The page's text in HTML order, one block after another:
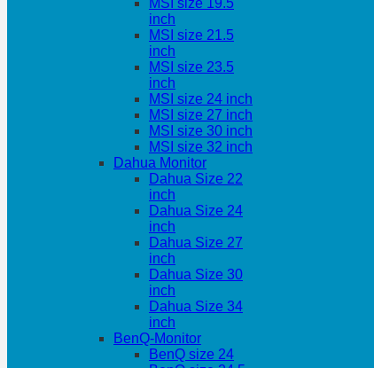
MSI size 19.5
inch
MSI size 21.5
inch
MSI size 23.5
inch
MSI size 24 inch
MSI size 27 inch
MSI size 30 inch
MSI size 32 inch
Dahua Monitor
Dahua Size 22
inch
Dahua Size 24
inch
Dahua Size 27
inch
Dahua Size 30
inch
Dahua Size 34
inch
BenQ-Monitor
BenQ size 24